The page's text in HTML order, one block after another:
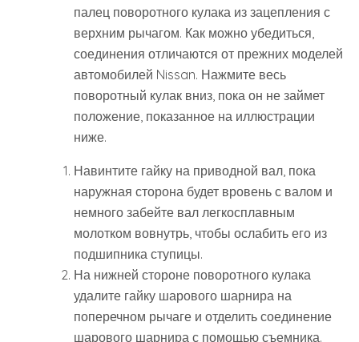
палец поворотного кулака из зацепления с
верхним рычагом. Как можно убедиться,
соединения отличаются от прежних моделей
автомобилей Nissan. Нажмите весь
поворотный кулак вниз, пока он не займет
положение, показанное на иллюстрации
ниже.
Навинтите гайку на приводной вал, пока
наружная сторона будет вровень с валом и
немного забейте вал легкосплавным
молотком вовнутрь, чтобы ослабить его из
подшипника ступицы.
На нижней стороне поворотного кулака
удалите гайку шарового шарнира на
поперечном рычаге и отделить соединение
шарового шарнира с помощью съемника.